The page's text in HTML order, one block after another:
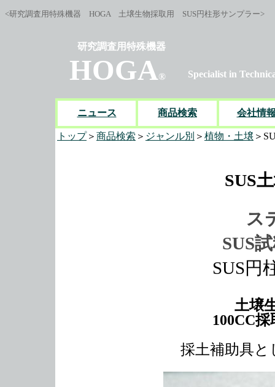
<研究調査用特殊機器 HOGA 土壌生物採取用 SUS円柱形サンプラー>
研究調査用特殊機器
HOGA® Specialist in
ニュース 商品検索 会社情
トップ＞ 商品検索 ＞ ジャンル別 ＞ 植物・土壌 ＞
SUS
ス
SUS
SUS円
土壌
100CC
採土補助具